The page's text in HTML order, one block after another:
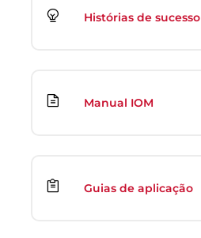
Histórias de sucesso
Manual IOM
Guias de aplicação